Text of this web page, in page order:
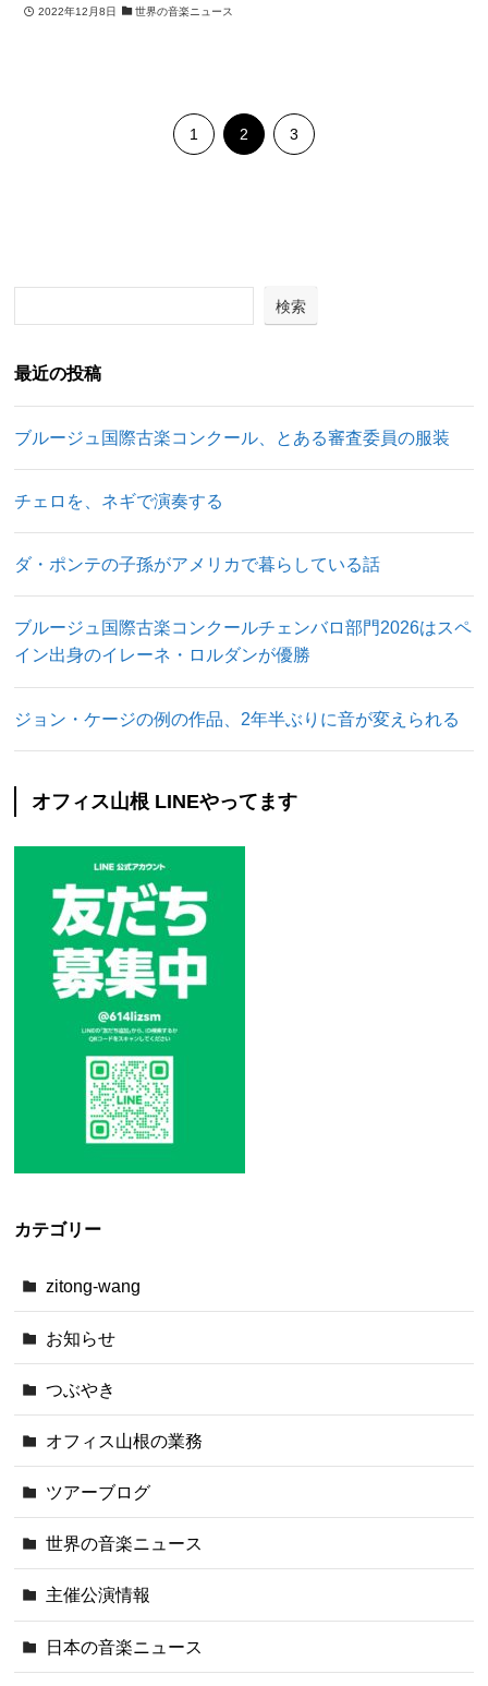
2022年12月8日 世界の音楽ニュース
1 2 3
検索
最近の投稿
ブルージュ国際古楽コンクール、とある審査委員の服装
チェロを、ネギで演奏する
ダ・ポンテの子孫がアメリカで暮らしている話
ブルージュ国際古楽コンクールチェンバロ部門2026はスペ
イン出身のイレーネ・ロルダンが優勝
ジョン・ケージの例の作品、2年半ぶりに音が変えられる
オフィス山根 LINEやってます
カテゴリー
zitong-wang
お知らせ
つぶやき
オフィス山根の業務
ツアーブログ
世界の音楽ニュース
主催公演情報
日本の音楽ニュース